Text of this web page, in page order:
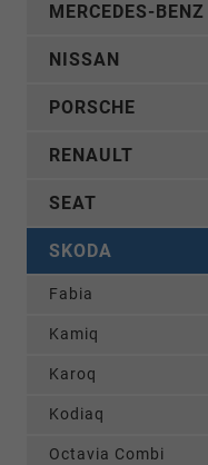
MERCEDES-BENZ
NISSAN
PORSCHE
RENAULT
SEAT
SKODA
Fabia
Kamiq
Karoq
Kodiaq
Octavia Combi